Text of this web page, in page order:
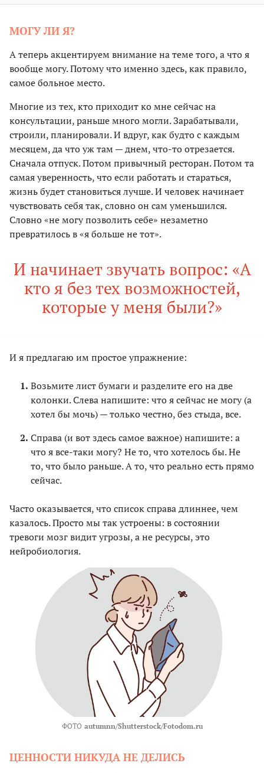
МОГУ ЛИ Я?
А теперь акцентируем внимание на теме того, а что я
вообще могу. Потому что именно здесь, как правило,
самое больное место.
Многие из тех, кто приходит ко мне сейчас на
консультации, раньше много могли. Зарабатывали,
строили, планировали. И вдруг, как будто с каждым
месяцем, да что уж там — днем, что-то отрезается.
Сначала отпуск. Потом привычный ресторан. Потом та
самая уверенность, что если работать и стараться,
жизнь будет становиться лучше. И человек начинает
чувствовать себя так, словно он сам уменьшился.
Словно «не могу позволить себе» незаметно
превратилось в «я больше не тот».
И начинает звучать вопрос: «А
кто я без тех возможностей,
которые у меня были?»
И я предлагаю им простое упражнение:
Возьмите лист бумаги и разделите его на две
колонки. Слева напишите: что я сейчас не могу (а
хотел бы мочь) — только честно, без стыда, все.
Справа (и вот здесь самое важное) напишите: а
что я все-таки могу? Не то, что хотелось бы. Не
то, что было раньше. А то, что реально есть прямо
сейчас.
Часто оказывается, что список справа длиннее, чем
казалось. Просто мы так устроены: в состоянии
тревоги мозг видит угрозы, а не ресурсы, это
нейробиология.
ФОТО autumnn/Shutterstock/Fotodom.ru
ЦЕННОСТИ НИКУДА НЕ ДЕЛИСЬ